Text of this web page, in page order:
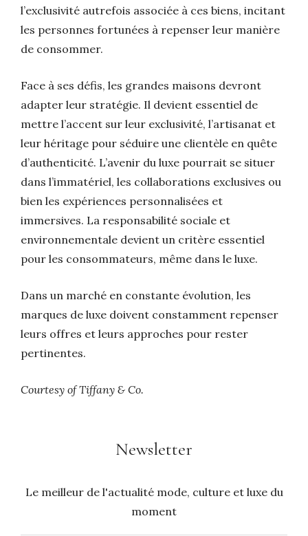
l’exclusivité autrefois associée à ces biens, incitant
les personnes fortunées à repenser leur manière
de consommer.
Face à ses défis, les grandes maisons devront
adapter leur stratégie. Il devient essentiel de
mettre l’accent sur leur exclusivité, l’artisanat et
leur héritage pour séduire une clientèle en quête
d’authenticité. L’avenir du luxe pourrait se situer
dans l’immatériel, les collaborations exclusives ou
bien les expériences personnalisées et
immersives. La responsabilité sociale et
environnementale devient un critère essentiel
pour les consommateurs, même dans le luxe.
Dans un marché en constante évolution, les
marques de luxe doivent constamment repenser
leurs offres et leurs approches pour rester
pertinentes.
Courtesy of Tiffany & Co.
Newsletter
Le meilleur de l'actualité mode, culture et luxe du
moment